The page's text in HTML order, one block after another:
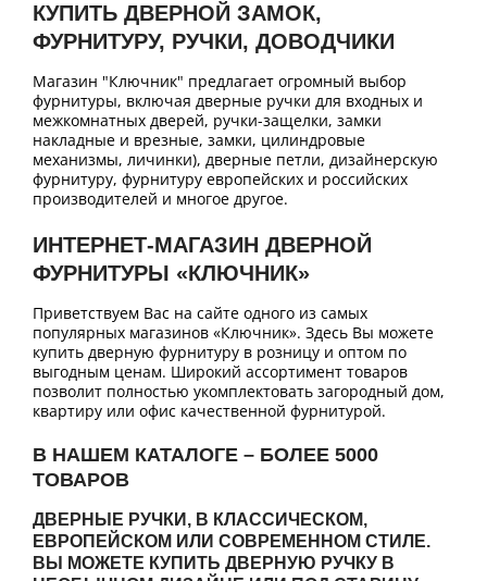
КУПИТЬ ДВЕРНОЙ ЗАМОК,
ФУРНИТУРУ, РУЧКИ, ДОВОДЧИКИ
Магазин "Ключник" предлагает огромный выбор
фурнитуры, включая дверные ручки для входных и
межкомнатных дверей, ручки-защелки, замки
накладные и врезные, замки, цилиндровые
механизмы, личинки), дверные петли, дизайнерскую
фурнитуру, фурнитуру европейских и российских
производителей и многое другое.
ИНТЕРНЕТ-МАГАЗИН ДВЕРНОЙ
ФУРНИТУРЫ «КЛЮЧНИК»
Приветствуем Вас на сайте одного из самых
популярных магазинов «Ключник». Здесь Вы можете
купить дверную фурнитуру в розницу и оптом по
выгодным ценам. Широкий ассортимент товаров
позволит полностью укомплектовать загородный дом,
квартиру или офис качественной фурнитурой.
В НАШЕМ КАТАЛОГЕ – БОЛЕЕ 5000
ТОВАРОВ
ДВЕРНЫЕ РУЧКИ, В КЛАССИЧЕСКОМ,
ЕВРОПЕЙСКОМ ИЛИ СОВРЕМЕННОМ СТИЛЕ.
ВЫ МОЖЕТЕ КУПИТЬ ДВЕРНУЮ РУЧКУ В